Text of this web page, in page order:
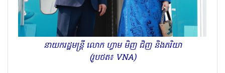
នាយករដ្ឋមន្ត្រី លោក ហ្វាម មិញ ជិញ និងភរិយា
(រូបថត៖ VNA)